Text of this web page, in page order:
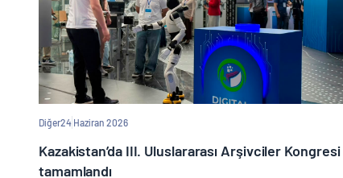
Diğer24 Haziran 2026
Kazakistan’da III. Uluslararası Arşivciler Kongresi
tamamlandı